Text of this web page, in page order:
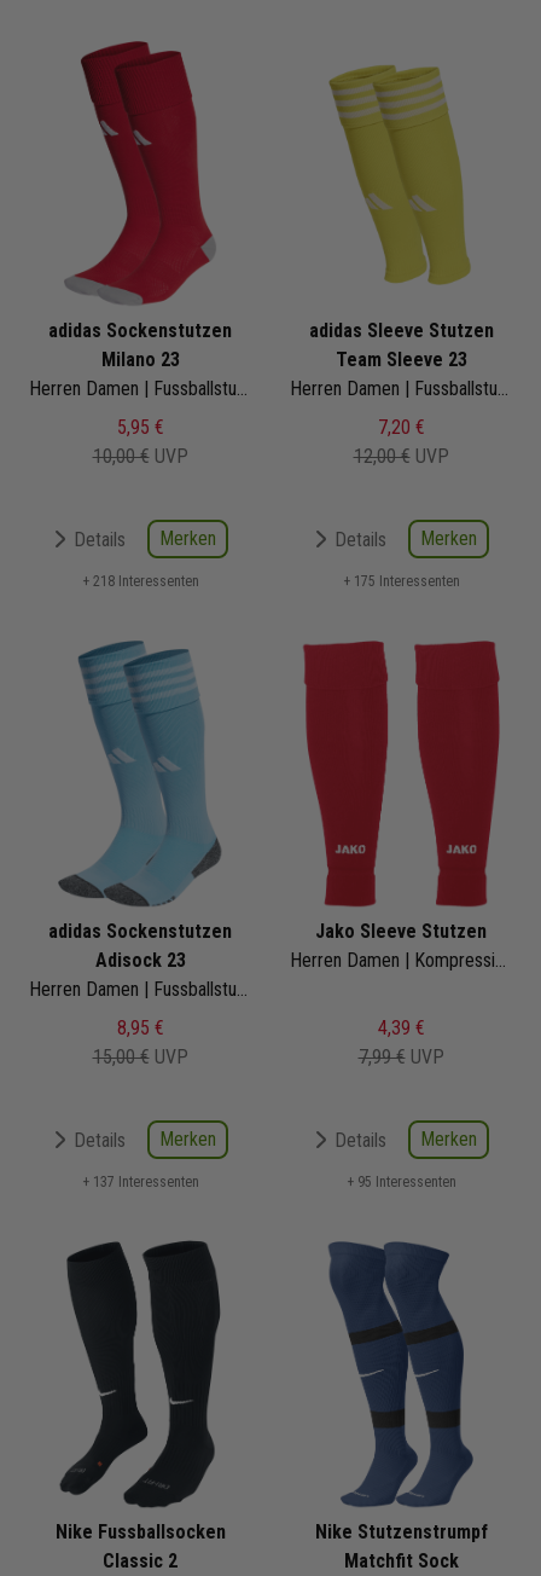
adidas Sockenstutzen
Milano 23
Herren Damen | Fussballstutzen
5,95 €
10,00 € UVP
Details Merken
+ 218 Interessenten
adidas Sleeve Stutzen
Team Sleeve 23
Herren Damen | Fussballstutzen
7,20 €
12,00 € UVP
Details Merken
+ 175 Interessenten
adidas Sockenstutzen
Adisock 23
Herren Damen | Fussballstutzen
8,95 €
15,00 € UVP
Details Merken
+ 137 Interessenten
Jako Sleeve Stutzen
Herren Damen | Kompressionsstrümpfe Fussball
4,39 €
7,99 € UVP
Details Merken
+ 95 Interessenten
Nike Fussballsocken
Classic 2
Nike Stutzenstrumpf
Matchfit Sock